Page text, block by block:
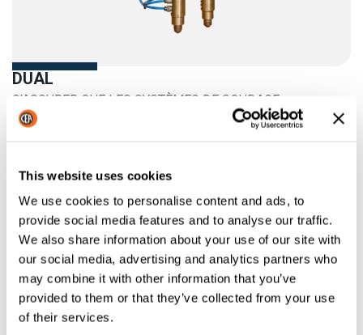
This website uses cookies
We use cookies to personalise content and ads, to
provide social media features and to analyse our traffic.
We also share information about your use of our site with
our social media, advertising and analytics partners who
may combine it with other information that you’ve
provided to them or that they’ve collected from your use
of their services.
DUAL
S’ASSURER QUE LES SYSTÈMES DE SOUDAGE
MULTIPOINTS PEUVENT ÊTRE FACILEMENT MIS EN